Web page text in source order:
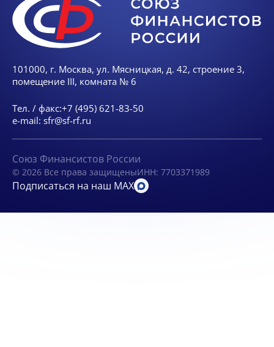
101000, г. Москва, ул. Мясницкая, д. 42, строение 3,
помещение III, комната № 6
Тел. / факс:+7 (495) 621-83-50
e-mail: sfr@sf-rf.ru
Союз Финансистов России
© 2026 Все права защищеныИНН: 7703371989
Подписаться на наш MAX